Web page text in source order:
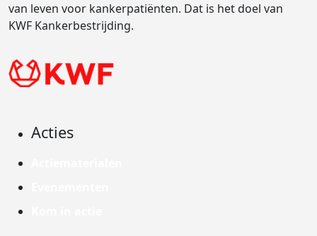
van leven voor kankerpatiënten. Dat is het doel van
KWF Kankerbestrijding.
Acties